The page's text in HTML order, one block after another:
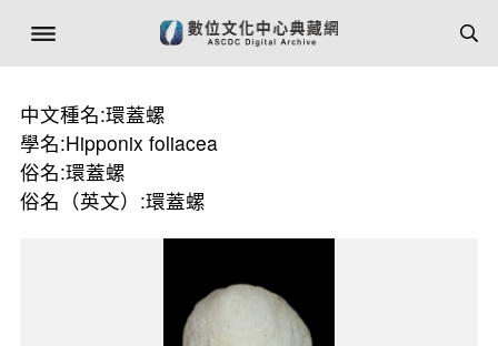
中文種名:環蓋螺
學名:Hipponix foliacea
俗名:環蓋螺
俗名（英文）:環蓋螺